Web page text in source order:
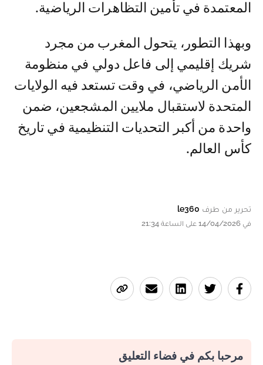
المعتمدة في تأمين التظاهرات الرياضية.
وبهذا التطور، يتحول المغرب من مجرد
شريك إقليمي إلى فاعل دولي في منظومة
الأمن الرياضي، في وقت تستعد فيه الولايات
المتحدة لاستقبال ملايين المشجعين، ضمن
واحدة من أكبر التحديات التنظيمية في تاريخ
كأس العالم.
تحرير من طرف le360
في 14/04/2026 على الساعة 21:34
مرحبا بكم في فضاء التعليق